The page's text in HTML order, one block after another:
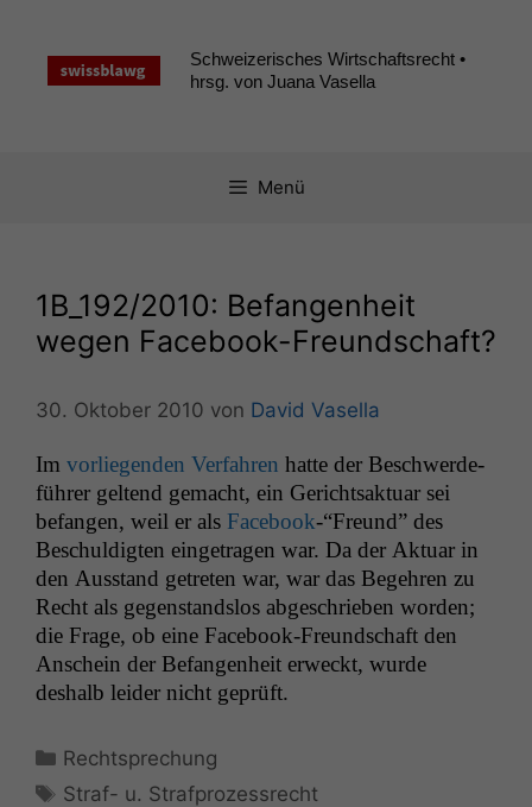
springen
Schweizerisches Wirtschaftsrecht •
hrsg. von Juana Vasella
Menü
1B_192/2010: Befangenheit
wegen Facebook-Freundschaft?
30. Oktober 2010 von David Vasella
Im vor­liegen­den Ver­fahren hat­te der Beschw­erde­
führer gel­tend gemacht, ein Gericht­sak­tu­ar sei
befan­gen, weil er als Face­book-“Fre­und” des
Beschuldigten einge­tra­gen war. Da der Aktu­ar in
den Aus­stand getreten war, war das Begehren zu
Recht als gegen­stand­s­los abgeschrieben wor­den;
die Frage, ob eine Face­book-Fre­und­schaft den
Anschein der Befan­gen­heit erweckt, wurde
deshalb lei­der nicht geprüft.
Kategorien
Rechtsprechung
Schlagwörter
Straf- u. Strafprozessrecht